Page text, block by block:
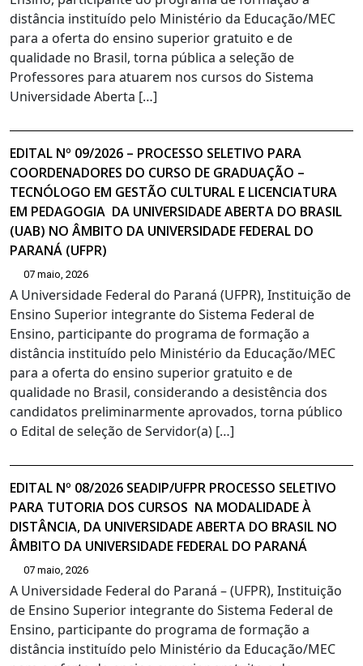
distância instituído pelo Ministério da Educação/MEC
para a oferta do ensino superior gratuito e de
qualidade no Brasil, torna pública a seleção de
Professores para atuarem nos cursos do Sistema
Universidade Aberta […]
EDITAL Nº 09/2026 – PROCESSO SELETIVO PARA
COORDENADORES DO CURSO DE GRADUAÇÃO –
TECNÓLOGO EM GESTÃO CULTURAL E LICENCIATURA
EM PEDAGOGIA DA UNIVERSIDADE ABERTA DO BRASIL
(UAB) NO ÂMBITO DA UNIVERSIDADE FEDERAL DO
PARANÁ (UFPR)
07 maio, 2026
A Universidade Federal do Paraná (UFPR), Instituição de
Ensino Superior integrante do Sistema Federal de
Ensino, participante do programa de formação a
distância instituído pelo Ministério da Educação/MEC
para a oferta do ensino superior gratuito e de
qualidade no Brasil, considerando a desistência dos
candidatos preliminarmente aprovados, torna público
o Edital de seleção de Servidor(a) […]
EDITAL Nº 08/2026 SEADIP/UFPR PROCESSO SELETIVO
PARA TUTORIA DOS CURSOS NA MODALIDADE À
DISTÂNCIA, DA UNIVERSIDADE ABERTA DO BRASIL NO
ÂMBITO DA UNIVERSIDADE FEDERAL DO PARANÁ
07 maio, 2026
A Universidade Federal do Paraná – (UFPR), Instituição
de Ensino Superior integrante do Sistema Federal de
Ensino, participante do programa de formação a
distância instituído pelo Ministério da Educação/MEC